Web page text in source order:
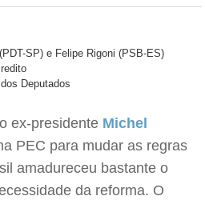
SP) e Felipe Rigoni (PSB-ES)
Deputados
ex-presidente Michel
PEC para mudar as regras
amadureceu bastante o
da reforma. O